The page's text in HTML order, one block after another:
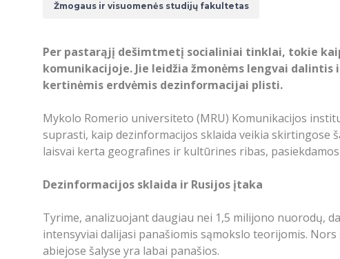
Žmogaus ir visuomenės studijų fakultetas
Per pastarąjį dešimtmetį socialiniai tinklai, tokie
komunikacijoje. Jie leidžia žmonėms lengvai
kertinėmis erdvėmis dezinformacijai plisti.
Mykolo Romerio universiteto (MRU) Komunikacijos
suprasti, kaip dezinformacijos sklaida veikia skirtingose
laisvai kerta geografines ir kultūrines ribas,
Dezinformacijos sklaida ir Rusijos įtaka
Tyrime, analizuojant daugiau nei 1,5 milijono nuorodų,
intensyviai dalijasi panašiomis sąmokslo teorijomis.
abiejose šalyse yra labai panašios.